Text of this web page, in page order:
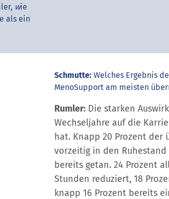
wie
als ein
Schmutte: Welches Ergebnis
MenoSupport am meisten
Rumler: Die starken
Wechseljahre auf die
hat. Knapp 20 Prozent der
vorzeitig in den
bereits getan. 24 Prozent
Stunden reduziert, 18
knapp 16 Prozent bereits